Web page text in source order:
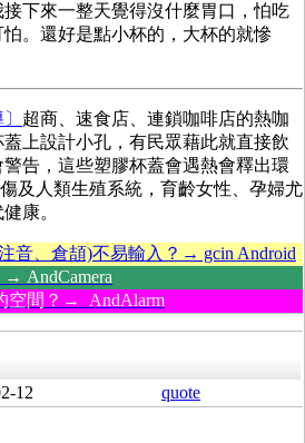
下來一整天覺得沒什麼胃口，怕吃
。還好是點小杯的，大杯的就慘
超商、速食店、連鎖咖啡店的熱咖
上設計小孔，有民眾藉此就直接飲
告，這些塑膠杯蓋會遇熱會釋出環
及人類生殖系統，育齡女性、孕婦尤
康。
音、倉頡)不易輸入？→ gcin Android
AndCamera
空間？→ AndAlarm
12 quote